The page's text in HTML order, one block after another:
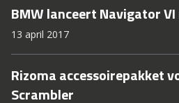
BMW lanceert Navigator
13 april 2017
Rizoma accessoirepakket
Scrambler